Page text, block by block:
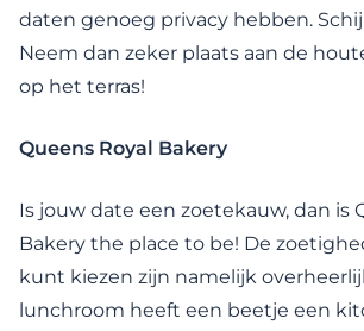
daten genoeg privacy hebben.
Neem dan zeker plaats aan de
op het terras!
Queens Royal Bakery
Is jouw date een zoetekauw, dan is
Bakery the place to be! De
kunt kiezen zijn namelijk
lunchroom heeft een beetje een